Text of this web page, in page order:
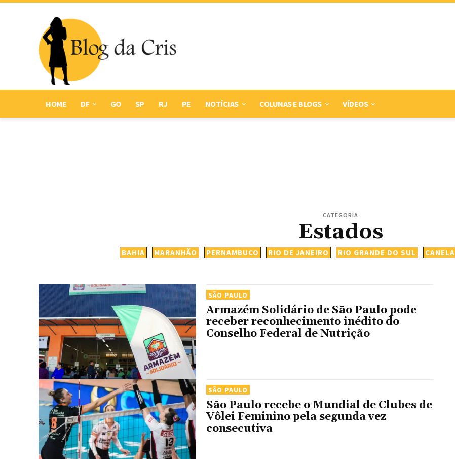
HOME DF GO SP RJ PE NOTÍCIAS COLUNAS E BLOGS VÍDEOS
CATEGORIA
Estados
BAHIA MARANHÃO PERNAMBUCO RIO DE JANEIRO RIO GRANDE DO SUL CANELA
SÃO PAULO
Armazém Solidário de São Paulo pode
receber reconhecimento inédito do
Conselho Federal de Nutrição
SÃO PAULO
São Paulo recebe o Mundial de Clubes de
Vôlei Feminino pela segunda vez
consecutiva